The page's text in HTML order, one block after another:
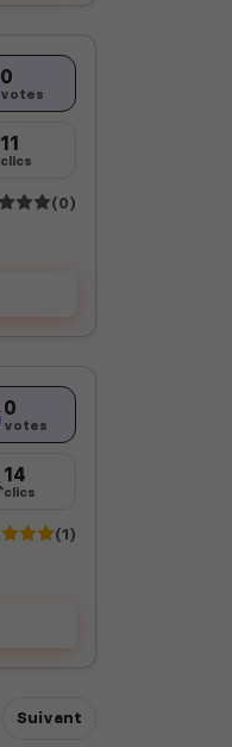
0
votes
11
clics
(0)
0
votes
14
clics
(1)
Suivant